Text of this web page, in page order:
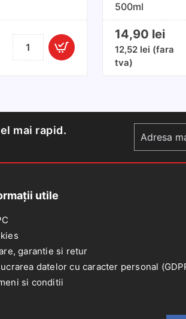
Cantitate
ULEI
ml
500ml
14,90 lei
12,52 lei (fara
tva)
mai rapid.
utile
garantie si retur
datelor cu caracter personal
si conditii